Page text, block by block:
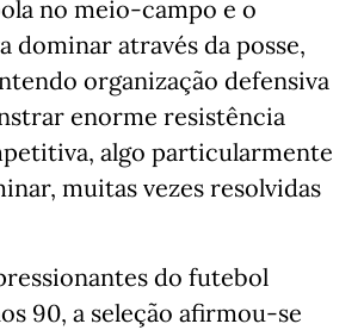
no meio-campo e o
através da posse,
organização defensiva
enorme resistência
algo particularmente
muitas vezes resolvidas
do futebol
90, a seleção afirmou-se